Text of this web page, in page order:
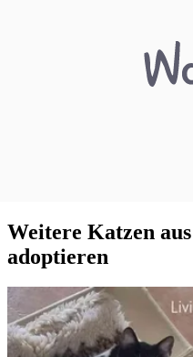
Weitere Katzen
adoptieren